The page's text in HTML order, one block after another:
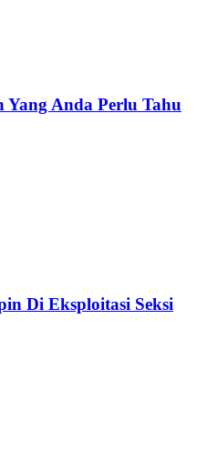
Yang Anda Perlu Tahu
Di Eksploitasi Seksi